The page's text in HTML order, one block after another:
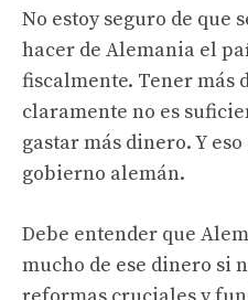
No estoy seguro de que
hacer de Alemania el
fiscalmente. Tener más
claramente no es
gastar más dinero. Y
gobierno alemán.
Debe entender que
mucho de ese dinero si